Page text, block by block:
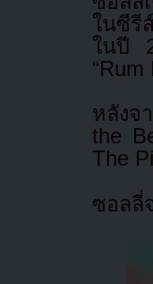
ในซีรี
ในปี
“Rum
หลังจ
the
The
ซอลลี่